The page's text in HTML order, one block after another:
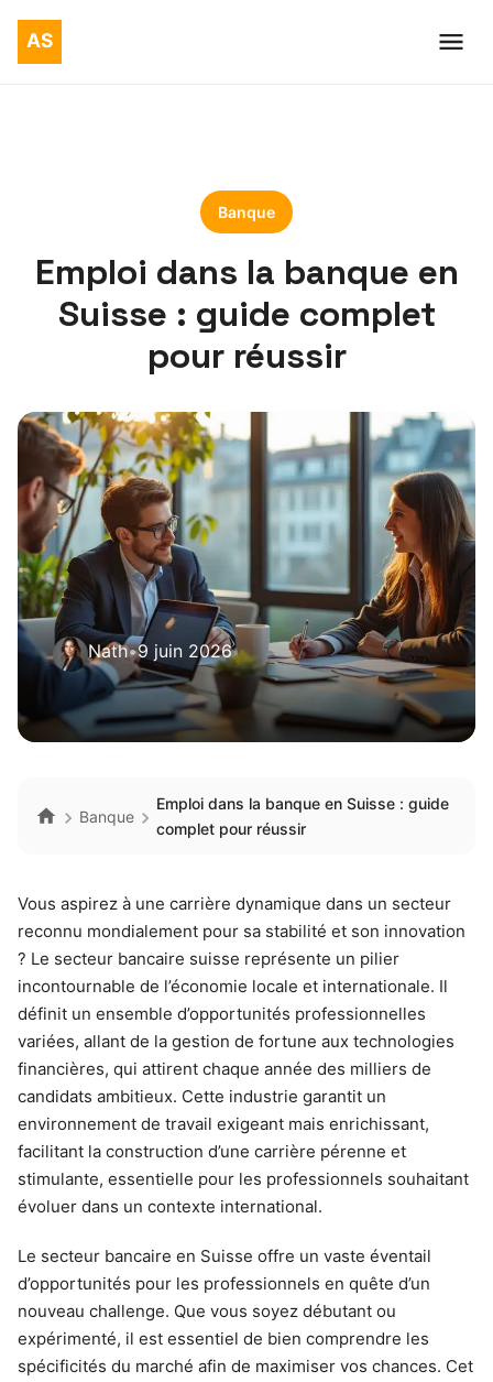
Banque
Emploi dans la banque en
Suisse : guide complet
pour réussir
Nath•9 juin 2026
Banque
Emploi dans la banque en Suisse : guide
complet pour réussir
Vous aspirez à une carrière dynamique dans un secteur
reconnu mondialement pour sa stabilité et son innovation
? Le secteur bancaire suisse représente un pilier
incontournable de l’économie locale et internationale. Il
définit un ensemble d’opportunités professionnelles
variées, allant de la gestion de fortune aux technologies
financières, qui attirent chaque année des milliers de
candidats ambitieux. Cette industrie garantit un
environnement de travail exigeant mais enrichissant,
facilitant la construction d’une carrière pérenne et
stimulante, essentielle pour les professionnels souhaitant
évoluer dans un contexte international.
Le secteur bancaire en Suisse offre un vaste éventail
d’opportunités pour les professionnels en quête d’un
nouveau challenge. Que vous soyez débutant ou
expérimenté, il est essentiel de bien comprendre les
spécificités du marché afin de maximiser vos chances. Cet